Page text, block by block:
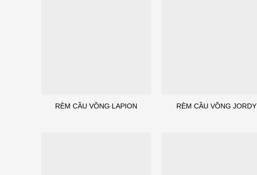
RÈM CẦU VỒNG LAPION RÈM CẦU VỒNG JORDY